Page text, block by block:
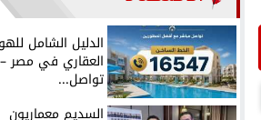
الدليل الشامل
العقاري في مصر –
تواصل...
السديم معماريون